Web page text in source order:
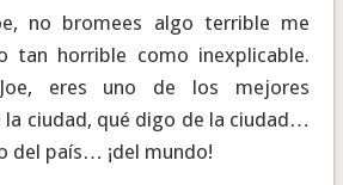
no bromees algo terrible me
tan horrible como inexplicable.
eres uno de los mejores
la ciudad, qué digo de la ciudad…
del país… ¡del mundo!